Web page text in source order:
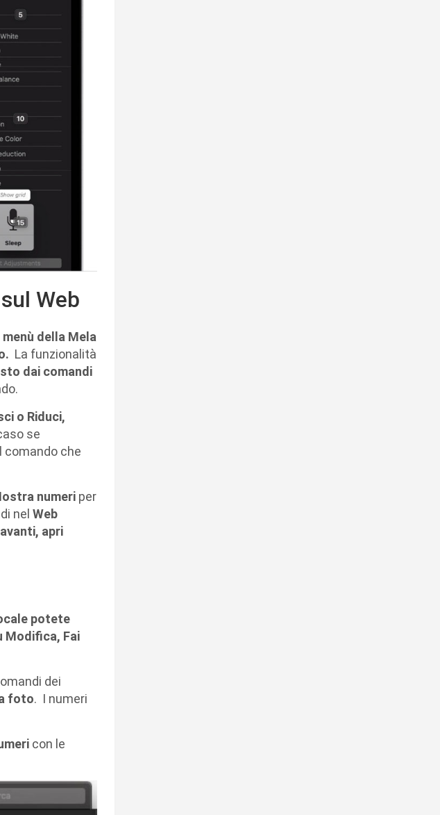
Web
della Mela
La funzionalità
dai comandi
o Riduci,
se
comando che
numeri per
nel Web
apri
potete
Modifica, Fai
dei
foto. I numeri
con le